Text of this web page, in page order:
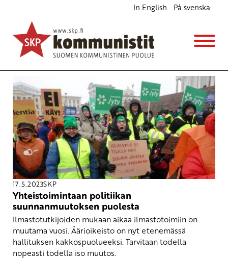
In English På svenska
kansalaisliikkeet
17.5.2023SKP
Yhteistoimintaan politiikan
suunnanmuutoksen puolesta
Ilmastotutkijoiden mukaan aikaa ilmastotoimiin on
muutama vuosi. Äärioikeisto on nyt etenemässä
hallituksen kakkospuolueeksi. Tarvitaan todella
nopeasti todella iso muutos.